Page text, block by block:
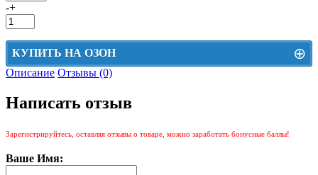
-+
КУПИТЬ НА ОЗОН ⊕
Цена на Озон включает доставку, упаковку и комиссии маркетплейса
Этот товар можно приобрести на Озон. Для перехода в маркетплейс
КУПИТЬ НА ОЗОН
Описание Отзывы (0)
Написать отзыв
Зарегистрируйтесь, оставляя отзывы о товаре, можно заработать бонусные баллы!
Ваше Имя: